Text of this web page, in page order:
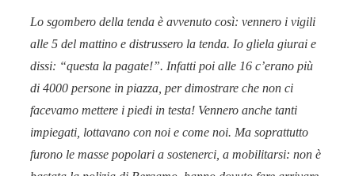
Lo sgombero della tenda è avvenuto così: vennero i vigili
alle 5 del mattino e distrussero la tenda. Io gliela giurai e
dissi: “questa la pagate!”. Infatti poi alle 16 c’erano più
di 4000 persone in piazza, per dimostrare che non ci
facevamo mettere i piedi in testa! Vennero anche tanti
impiegati, lottavano con noi e come noi. Ma soprattutto
furono le masse popolari a sostenerci, a mobilitarsi: non è